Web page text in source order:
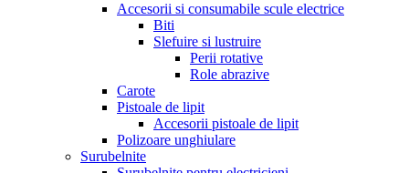
Accesorii si consumabile scule electrice
Biti
Slefuire si lustruire
Perii rotative
Role abrazive
Carote
Pistoale de lipit
Accesorii pistoale de lipit
Polizoare unghiulare
Surubelnite